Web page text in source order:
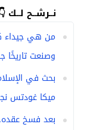
نــرشــح لــك
من هي جيداء
وصنعت تاريخًا
بحث في
ميكا غودتس
بعد فسخ